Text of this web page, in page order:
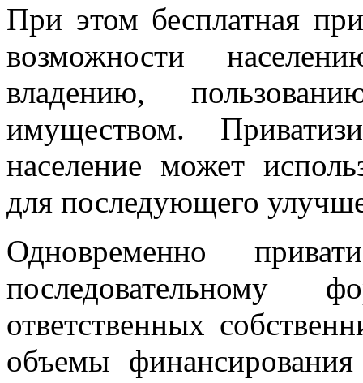
При этом бесплатная
возможности
владению,
имуществом.
население может
для последующего
Одновременно
последовательному
ответственных
объемы